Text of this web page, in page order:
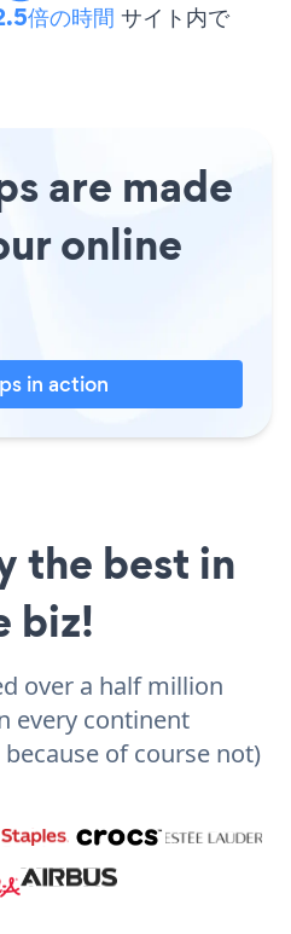
倍の時間 サイト内で
are made
online
in action
the best in
biz!
over a half million
every continent
of course not)